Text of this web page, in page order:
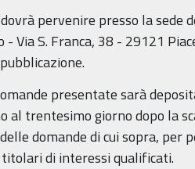
pervenire presso la sede
Via S. Franca, 38 - 29121
presentate sarà
al trentesimo giorno dopo la
domande di cui sopra, per
di interessi qualificati.